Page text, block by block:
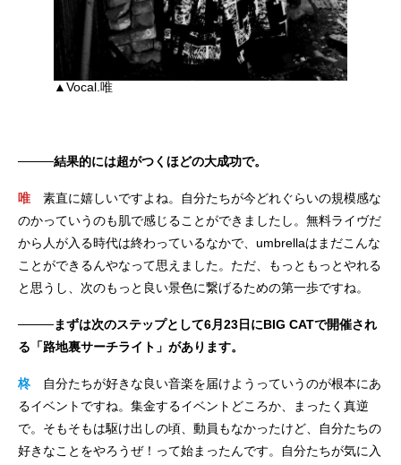
▲Vocal.唯
────結果的には超がつくほどの大成功で。
唯 素直に嬉しいですよね。自分たちが今どれぐらいの規模感な
のかっていうのも肌で感じることができましたし。無料ライヴだ
から人が入る時代は終わっているなかで、umbrellaはまだこんな
ことができるんやなって思えました。ただ、もっともっとやれる
と思うし、次のもっと良い景色に繋げるための第一歩ですね。
────まずは次のステップとして6月23日にBIG CATで開催され
る「路地裏サーチライト」があります。
柊 自分たちが好きな良い音楽を届けようっていうのが根本にあ
るイベントですね。集金するイベントどころか、まったく真逆
で。そもそもは駆け出しの頃、動員もなかったけど、自分たちの
好きなことをやろうぜ！って始まったんです。自分たちが気に入